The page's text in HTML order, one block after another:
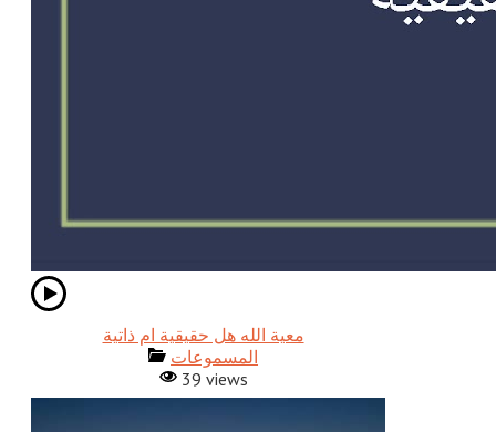
معية الله هل حقيقية ام ذاتية
المسموعات
39 views